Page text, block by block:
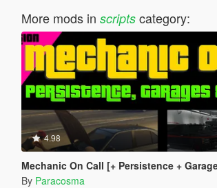
More mods in scriptscategory:
4.98
Mechanic On Call [+ Persistence + Garages +
By Paracosma